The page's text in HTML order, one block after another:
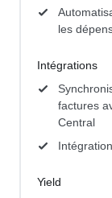
les
Intégrations
factures
Central
Yield